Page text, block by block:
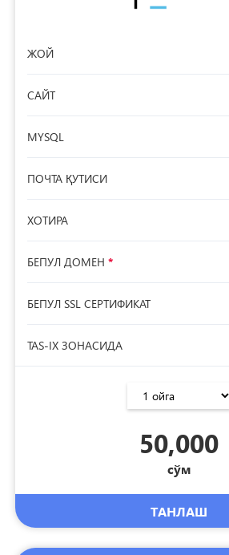
ЖОЙ
САЙТ
MYSQL
ПОЧТА ҚУТИСИ
ХОТИРА
БЕПУЛ ДОМЕН*
БЕПУЛ SSL СЕРТИФИКАТ
TAS-IX ЗОНАСИДА
50,000
сўм
ТАНЛАШ